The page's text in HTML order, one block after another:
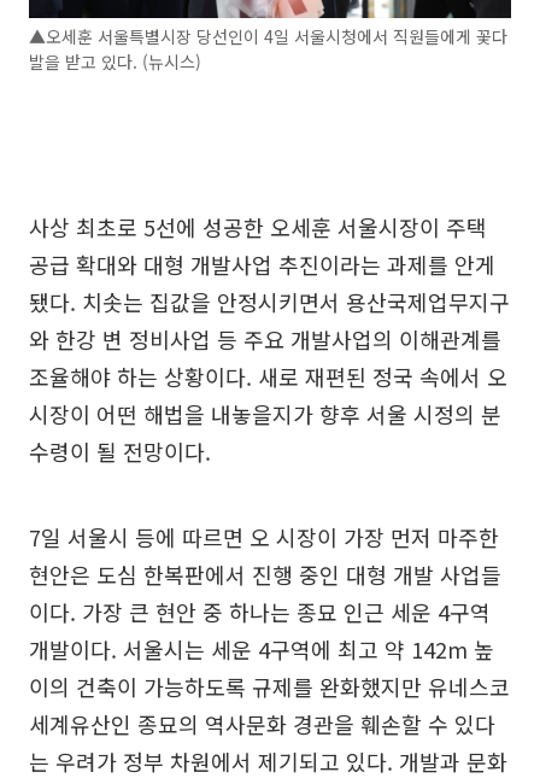
▲오세훈 서울특별시장 당선인이 4일 서울시청에서 직원들에게 꽃다
발을 받고 있다. (뉴시스)
사상 최초로 5선에 성공한 오세훈 서울시장이 주택
공급 확대와 대형 개발사업 추진이라는 과제를 안게
됐다. 치솟는 집값을 안정시키면서 용산국제업무지구
와 한강 변 정비사업 등 주요 개발사업의 이해관계를
조율해야 하는 상황이다. 새로 재편된 정국 속에서 오
시장이 어떤 해법을 내놓을지가 향후 서울 시정의 분
수령이 될 전망이다.
7일 서울시 등에 따르면 오 시장이 가장 먼저 마주한
현안은 도심 한복판에서 진행 중인 대형 개발 사업들
이다. 가장 큰 현안 중 하나는 종묘 인근 세운 4구역
개발이다. 서울시는 세운 4구역에 최고 약 142m 높
이의 건축이 가능하도록 규제를 완화했지만 유네스코
세계유산인 종묘의 역사문화 경관을 훼손할 수 있다
는 우려가 정부 차원에서 제기되고 있다. 개발과 문화